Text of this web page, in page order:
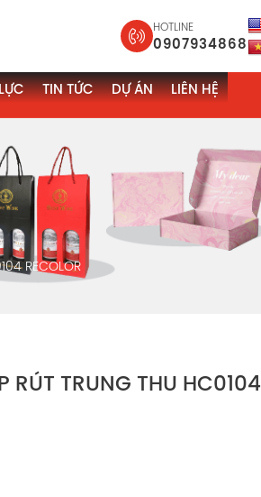
HOTLINE
0907934868
TIN TỨC DỰ ÁN LIÊN HỆ
RECOLOR
RÚT TRUNG THU HC0104